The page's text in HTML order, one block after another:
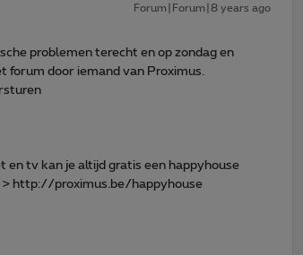
Forum|Forum|8 years ago
problemen terecht en op zondag en
door iemand van Proximus.
tv kan je altijd gratis een happyhouse
> http://proximus.be/happyhouse